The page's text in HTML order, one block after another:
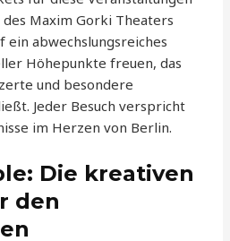
Maxim Gorki Theaters
ein abwechslungsreiches
Höhepunkte freuen, das
und besondere
Jeder Besuch verspricht
im Herzen von Berlin.
Die kreativen
den